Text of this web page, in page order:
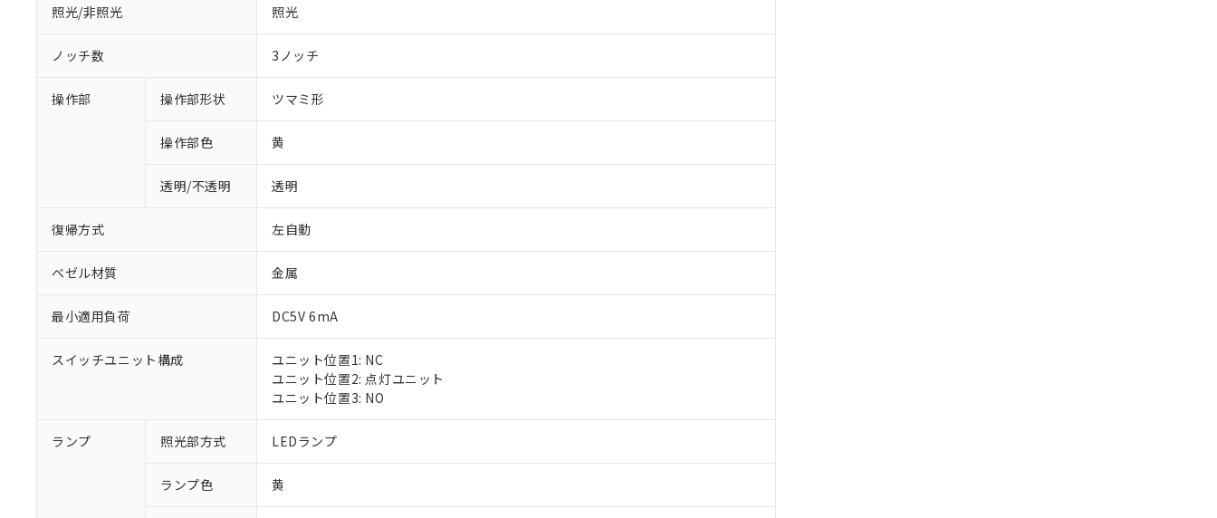
照光/非照光 照光
ノッチ数 3ノッチ
操作部 操作部形状 ツマミ形
操作部色 黄
透明/不透明 透明
復帰方式 左自動
ベゼル材質 金属
最小適用負荷 DC5V 6mA
スイッチユニット構成
ユニット位置1: NC
ユニット位置2: 点灯ユニット
ユニット位置3: NO
ランプ 照光部方式 LEDランプ
ランプ色 黄